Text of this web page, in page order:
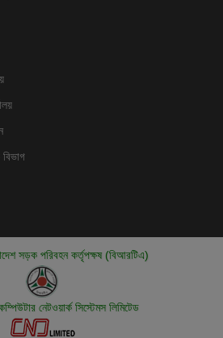
সড়ক পরিবহন কর্তৃপক্ষ (বিআরটিএ)
নেটওয়ার্ক সিস্টেমস লিমিটেড